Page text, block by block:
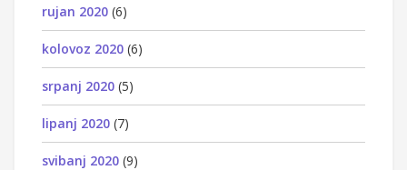
rujan 2020 (6)
kolovoz 2020 (6)
srpanj 2020 (5)
lipanj 2020 (7)
svibanj 2020 (9)